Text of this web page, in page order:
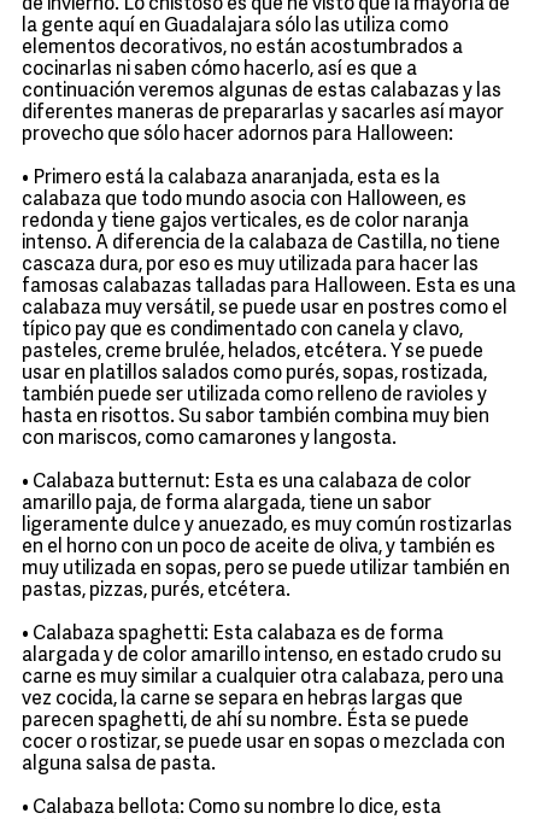
de invierno. Lo chistoso es que he visto que la mayoría de
la gente aquí en Guadalajara sólo las utiliza como
elementos decorativos, no están acostumbrados a
cocinarlas ni saben cómo hacerlo, así es que a
continuación veremos algunas de estas calabazas y las
diferentes maneras de prepararlas y sacarles así mayor
provecho que sólo hacer adornos para Halloween:
• Primero está la calabaza anaranjada, esta es la
calabaza que todo mundo asocia con Halloween, es
redonda y tiene gajos verticales, es de color naranja
intenso. A diferencia de la calabaza de Castilla, no tiene
cascaza dura, por eso es muy utilizada para hacer las
famosas calabazas talladas para Halloween. Esta es una
calabaza muy versátil, se puede usar en postres como el
típico pay que es condimentado con canela y clavo,
pasteles, creme brulée, helados, etcétera. Y se puede
usar en platillos salados como purés, sopas, rostizada,
también puede ser utilizada como relleno de ravioles y
hasta en risottos. Su sabor también combina muy bien
con mariscos, como camarones y langosta.
• Calabaza butternut: Esta es una calabaza de color
amarillo paja, de forma alargada, tiene un sabor
ligeramente dulce y anuezado, es muy común rostizarlas
en el horno con un poco de aceite de oliva, y también es
muy utilizada en sopas, pero se puede utilizar también en
pastas, pizzas, purés, etcétera.
• Calabaza spaghetti: Esta calabaza es de forma
alargada y de color amarillo intenso, en estado crudo su
carne es muy similar a cualquier otra calabaza, pero una
vez cocida, la carne se separa en hebras largas que
parecen spaghetti, de ahí su nombre. Ésta se puede
cocer o rostizar, se puede usar en sopas o mezclada con
alguna salsa de pasta.
• Calabaza bellota: Como su nombre lo dice, esta